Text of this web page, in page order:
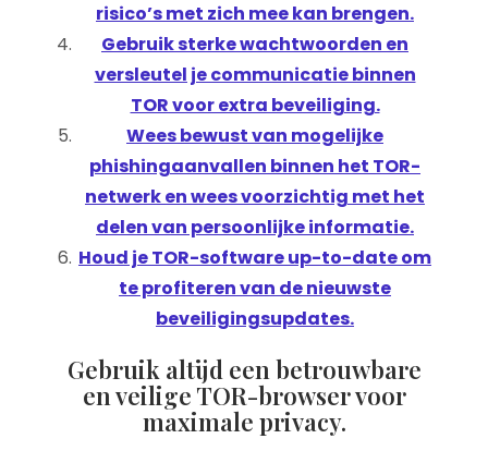
risico’s met zich mee kan brengen.
Gebruik sterke wachtwoorden en
versleutel je communicatie binnen
TOR voor extra beveiliging.
Wees bewust van mogelijke
phishingaanvallen binnen het TOR-
netwerk en wees voorzichtig met het
delen van persoonlijke informatie.
Houd je TOR-software up-to-date om
te profiteren van de nieuwste
beveiligingsupdates.
Gebruik altijd een betrouwbare
en veilige TOR-browser voor
maximale privacy.